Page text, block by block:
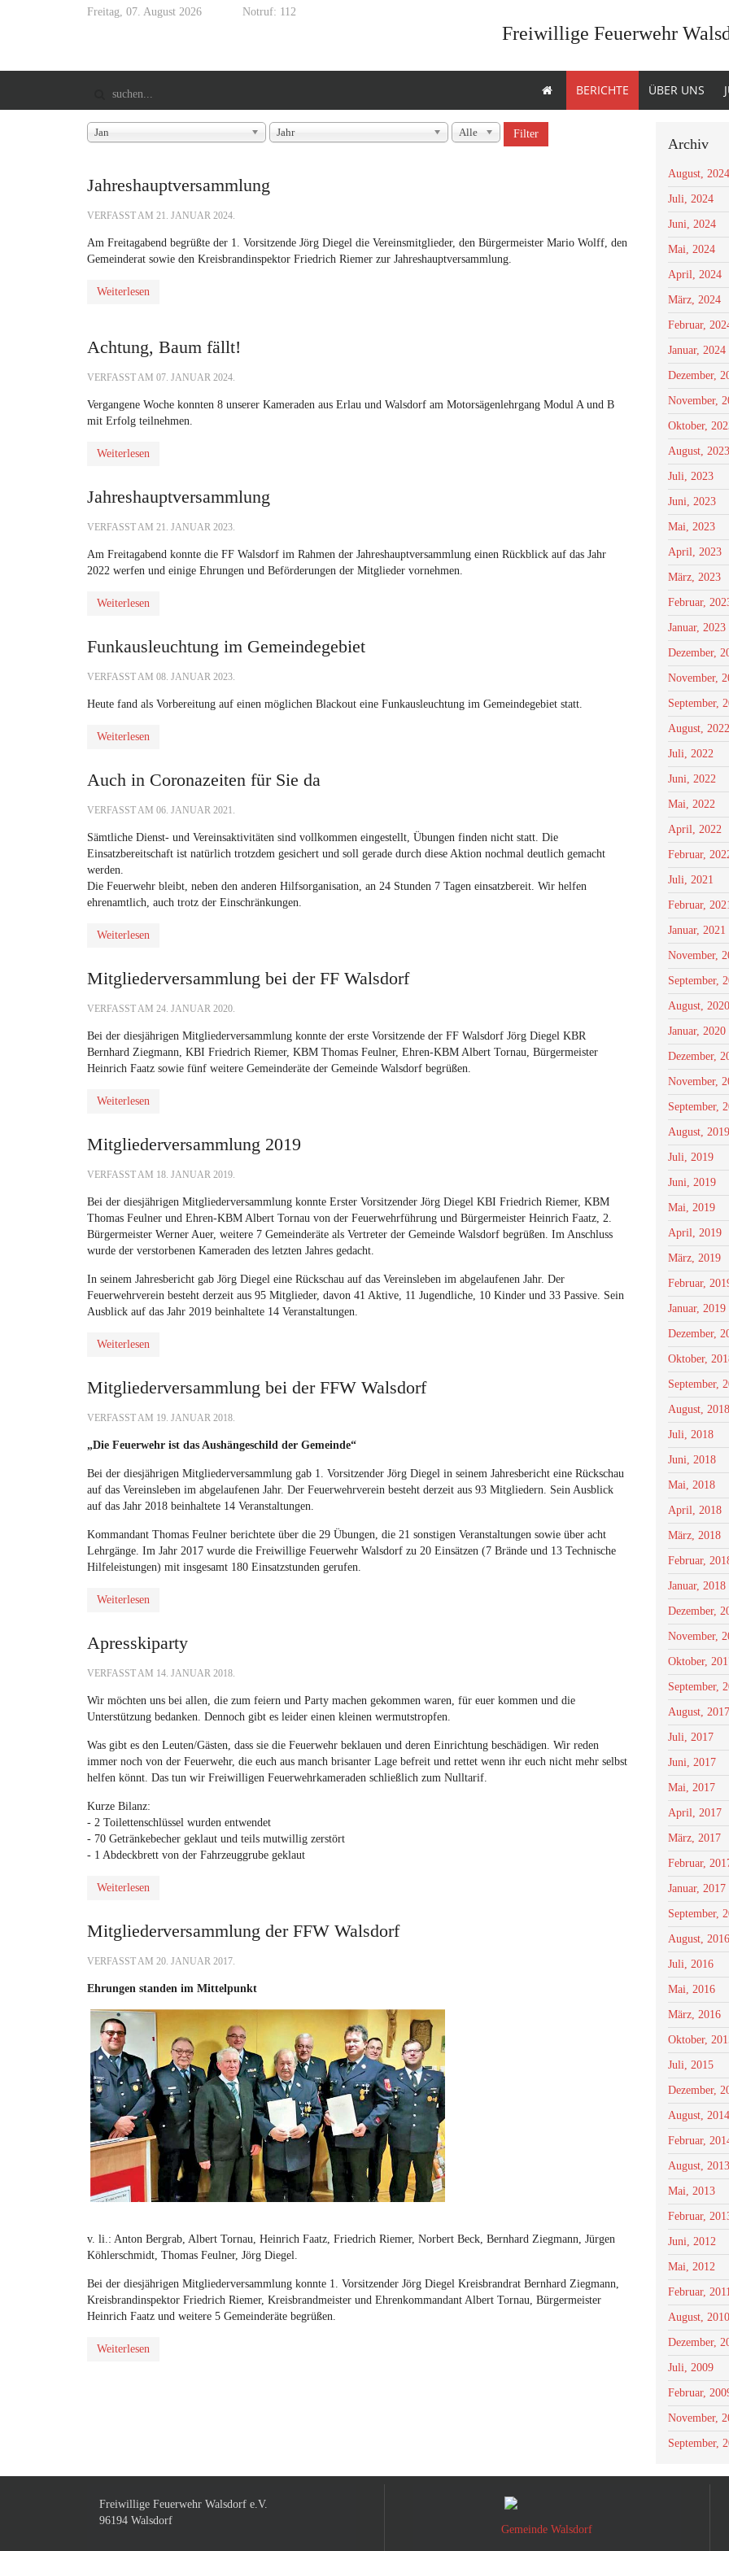
Freitag, 07. August 2026 Notruf: 112
Freiwillige Feuerwehr
BERICHTE ÜBER UNS
Jan Jahr Alle Filter
Jahreshauptversammlung
VERFASST AM 21. JANUAR 2024.
Am Freitagabend begrüßte der 1. Vorsitzende Jörg Diegel die Vereinsmitglieder, den Bürgermeister Mario Wolff, den
Gemeinderat sowie den Kreisbrandinspektor Friedrich Riemer zur Jahreshauptversammlung.
Weiterlesen
Achtung, Baum fällt!
VERFASST AM 07. JANUAR 2024.
Vergangene Woche konnten 8 unserer Kameraden aus Erlau und Walsdorf am Motorsägenlehrgang Modul A und B
mit Erfolg teilnehmen.
Weiterlesen
Jahreshauptversammlung
VERFASST AM 21. JANUAR 2023.
Am Freitagabend konnte die FF Walsdorf im Rahmen der Jahreshauptversammlung einen Rückblick auf das Jahr
2022 werfen und einige Ehrungen und Beförderungen der Mitglieder vornehmen.
Weiterlesen
Funkausleuchtung im Gemeindegebiet
VERFASST AM 08. JANUAR 2023.
Heute fand als Vorbereitung auf einen möglichen Blackout eine Funkausleuchtung im Gemeindegebiet statt.
Weiterlesen
Auch in Coronazeiten für Sie da
VERFASST AM 06. JANUAR 2021.
Sämtliche Dienst- und Vereinsaktivitäten sind vollkommen eingestellt, Übungen finden nicht statt. Die
Einsatzbereitschaft ist natürlich trotzdem gesichert und soll gerade durch diese Aktion nochmal deutlich gemacht
werden.
Die Feuerwehr bleibt, neben den anderen Hilfsorganisation, an 24 Stunden 7 Tagen einsatzbereit. Wir helfen
ehrenamtlich, auch trotz der Einschränkungen.
Weiterlesen
Mitgliederversammlung bei der FF Walsdorf
VERFASST AM 24. JANUAR 2020.
Bei der diesjährigen Mitgliederversammlung konnte der erste Vorsitzende der FF Walsdorf Jörg Diegel KBR
Bernhard Ziegmann, KBI Friedrich Riemer, KBM Thomas Feulner, Ehren-KBM Albert Tornau, Bürgermeister
Heinrich Faatz sowie fünf weitere Gemeinderäte der Gemeinde Walsdorf begrüßen.
Weiterlesen
Mitgliederversammlung 2019
VERFASST AM 18. JANUAR 2019.
Bei der diesjährigen Mitgliederversammlung konnte Erster Vorsitzender Jörg Diegel KBI Friedrich Riemer, KBM
Thomas Feulner und Ehren-KBM Albert Tornau von der Feuerwehrführung und Bürgermeister Heinrich Faatz, 2.
Bürgermeister Werner Auer, weitere 7 Gemeinderäte als Vertreter der Gemeinde Walsdorf begrüßen. Im Anschluss
wurde der verstorbenen Kameraden des letzten Jahres gedacht.
In seinem Jahresbericht gab Jörg Diegel eine Rückschau auf das Vereinsleben im abgelaufenen Jahr. Der
Feuerwehrverein besteht derzeit aus 95 Mitglieder, davon 41 Aktive, 11 Jugendliche, 10 Kinder und 33 Passive. Sein
Ausblick auf das Jahr 2019 beinhaltete 14 Veranstaltungen.
Weiterlesen
Mitgliederversammlung bei der FFW Walsdorf
VERFASST AM 19. JANUAR 2018.
„Die Feuerwehr ist das Aushängeschild der Gemeinde“
Bei der diesjährigen Mitgliederversammlung gab 1. Vorsitzender Jörg Diegel in seinem Jahresbericht eine Rückschau
auf das Vereinsleben im abgelaufenen Jahr. Der Feuerwehrverein besteht derzeit aus 93 Mitgliedern. Sein Ausblick
auf das Jahr 2018 beinhaltete 14 Veranstaltungen.
Kommandant Thomas Feulner berichtete über die 29 Übungen, die 21 sonstigen Veranstaltungen sowie über acht
Lehrgänge. Im Jahr 2017 wurde die Freiwillige Feuerwehr Walsdorf zu 20 Einsätzen (7 Brände und 13 Technische
Hilfeleistungen) mit insgesamt 180 Einsatzstunden gerufen.
Weiterlesen
Apresskiparty
VERFASST AM 14. JANUAR 2018.
Wir möchten uns bei allen, die zum feiern und Party machen gekommen waren, für euer kommen und die
Unterstützung bedanken. Dennoch gibt es leider einen kleinen wermutstropfen.
Was gibt es den Leuten/Gästen, dass sie die Feuerwehr beklauen und deren Einrichtung beschädigen. Wir reden
immer noch von der Feuerwehr, die euch aus manch brisanter Lage befreit und rettet wenn ihr euch nicht mehr selbst
helfen könnt. Das tun wir Freiwilligen Feuerwehrkameraden schließlich zum Nulltarif.
Kurze Bilanz:
- 2 Toilettenschlüssel wurden entwendet
- 70 Getränkebecher geklaut und teils mutwillig zerstört
- 1 Abdeckbrett von der Fahrzeuggrube geklaut
Weiterlesen
Mitgliederversammlung der FFW Walsdorf
VERFASST AM 20. JANUAR 2017.
Ehrungen standen im Mittelpunkt
v. li.: Anton Bergrab, Albert Tornau, Heinrich Faatz, Friedrich Riemer, Norbert Beck, Bernhard Ziegmann, Jürgen
Köhlerschmidt, Thomas Feulner, Jörg Diegel.
Bei der diesjährigen Mitgliederversammlung konnte 1. Vorsitzender Jörg Diegel Kreisbrandrat Bernhard Ziegmann,
Kreisbrandinspektor Friedrich Riemer, Kreisbrandmeister und Ehrenkommandant Albert Tornau, Bürgermeister
Heinrich Faatz und weitere 5 Gemeinderäte begrüßen.
Weiterlesen
Archiv
August, 2024
Juli, 2024
Juni, 2024
Mai, 2024
April, 2024
März, 2024
Februar,
Januar, 2024
Dezember,
November,
Oktober,
August, 2023
Juli, 2023
Juni, 2023
Mai, 2023
April, 2023
März, 2023
Februar,
Januar, 2023
Dezember,
November,
September,
August, 2022
Juli, 2022
Juni, 2022
Mai, 2022
April, 2022
Februar,
Juli, 2021
Februar,
Januar, 2021
November,
September,
August, 2020
Januar, 2020
Dezember,
November,
September,
August, 2019
Juli, 2019
Juni, 2019
Mai, 2019
April, 2019
März, 2019
Februar,
Januar, 2019
Dezember,
Oktober,
September,
August, 2018
Juli, 2018
Juni, 2018
Mai, 2018
April, 2018
März, 2018
Februar,
Januar, 2018
Dezember,
November,
Oktober,
September,
August, 2017
Juli, 2017
Juni, 2017
Mai, 2017
April, 2017
März, 2017
Februar,
Januar, 2017
September,
August, 2016
Juli, 2016
Mai, 2016
März, 2016
Oktober,
Juli, 2015
Dezember,
August, 2014
Februar,
August, 2013
Mai, 2013
Februar,
Juni, 2012
Mai, 2012
Februar,
August, 2010
Dezember,
Juli, 2009
Februar,
November,
September,
Freiwillige Feuerwehr Walsdorf e.V.
96194 Walsdorf
Gemeinde Walsdorf